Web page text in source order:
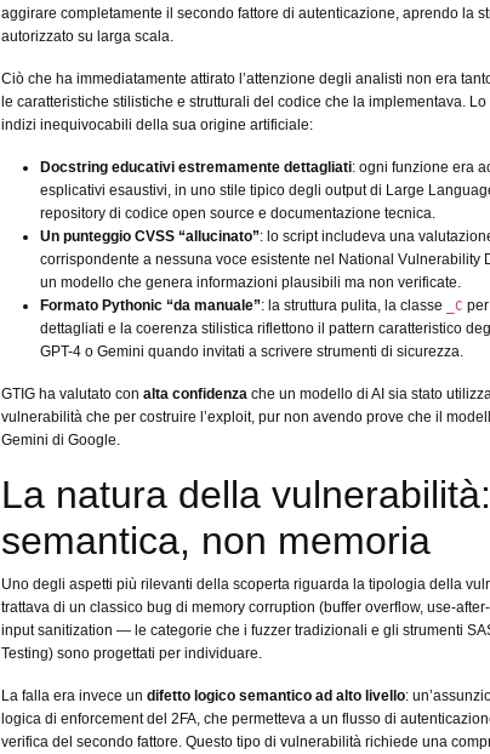
aggirare completamente il secondo fattore di autenticazione, aprendo la
autorizzato su larga scala.
Ciò che ha immediatamente attirato l’attenzione degli analisti non era
le caratteristiche stilistiche e strutturali del codice che la implementava.
indizi inequivocabili della sua origine artificiale:
Docstring educativi estremamente dettagliati: ogni funzione era
esplicativi esaustivi, in uno stile tipico degli output di Large
repository di codice open source e documentazione tecnica.
Un punteggio CVSS “allucinato”: lo script includeva una
corrispondente a nessuna voce esistente nel National Vulnerability
un modello che genera informazioni plausibili ma non verificate.
Formato Pythonic “da manuale”: la struttura pulita, la classe _C
dettagliati e la coerenza stilistica riflettono il pattern caratteristico
GPT-4 o Gemini quando invitati a scrivere strumenti di sicurezza.
GTIG ha valutato con alta confidenza che un modello di AI sia stato
vulnerabilità che per costruire l’exploit, pur non avendo prove che il
Gemini di Google.
La natura della
semantica, non memoria
Uno degli aspetti più rilevanti della scoperta riguarda la tipologia della
trattava di un classico bug di memory corruption (buffer overflow, use-
input sanitization — le categorie che i fuzzer tradizionali e gli strumenti
Testing) sono progettati per individuare.
La falla era invece un difetto logico semantico ad alto livello:
logica di enforcement del 2FA, che permetteva a un flusso di
verifica del secondo fattore. Questo tipo di vulnerabilità richiede una